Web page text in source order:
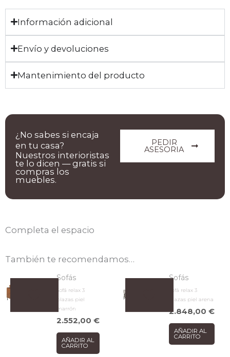
Información adicional
Envío y devoluciones
Mantenimiento del producto
PEDIR
ASESORIA
¿No sabes si encaja
en tu casa?
Nuestros interioristas
te lo dicen — gratis si
compras los
muebles.
Completa el espacio
También te recomendamos…
Sofás
Sofá relax 3
plazas piel
marrón
2.552,00€
AÑADIR AL
CARRITO
Sofás
Sofá relax 3
plazas piel arena
2.848,00€
AÑADIR AL
CARRITO